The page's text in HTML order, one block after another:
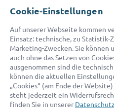
© 2026 advocado - einfach online
Cookie-Einstellungen
Auf unserer Webseite kommen
Einsatz: technische, zu Statistik-
Marketing-Zwecken. Sie können
auch ohne das Setzen von
ausgenommen sind die
können die aktuellen
„Cookies“ (am Ende der
steht jederzeit ein
finden Sie in unserer